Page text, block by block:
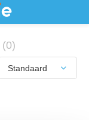
(0)